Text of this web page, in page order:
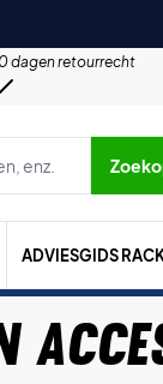
dagen retourrecht
etc.
ADVIESGIDS